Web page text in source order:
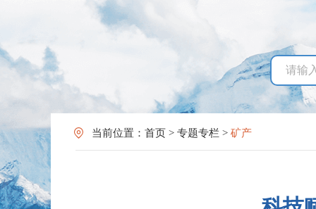
当前位置： 首页 > 专题专栏 > 矿产